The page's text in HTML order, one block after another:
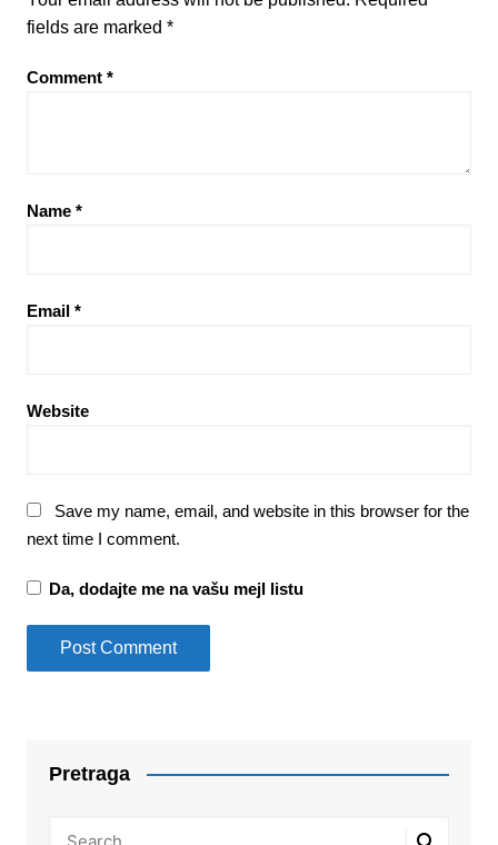
fields are marked *
Comment *
Name *
Email *
Website
Save my name, email, and website in this browser for the
next time I comment.
Da, dodajte me na vašu mejl listu
Pretraga